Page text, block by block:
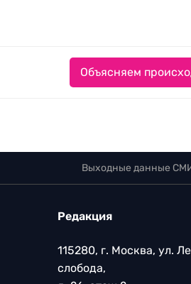
Объясняем
Выходные данные
Редакция
115280, г. Москва, ул.
слобода,